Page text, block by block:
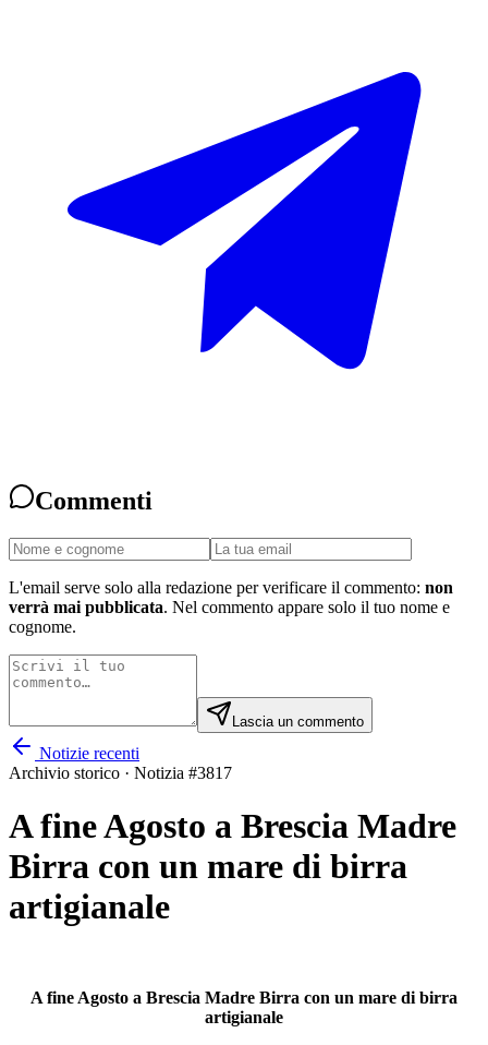
Commenti
L'email serve solo alla redazione per verificare il commento: non
verrà mai pubblicata. Nel commento appare solo il tuo nome e
cognome.
Lascia un commento
Notizie recenti
Archivio storico · Notizia #3817
A fine Agosto a Brescia Madre
Birra con un mare di birra
artigianale
A fine Agosto a Brescia Madre Birra con un mare di birra
artigianale